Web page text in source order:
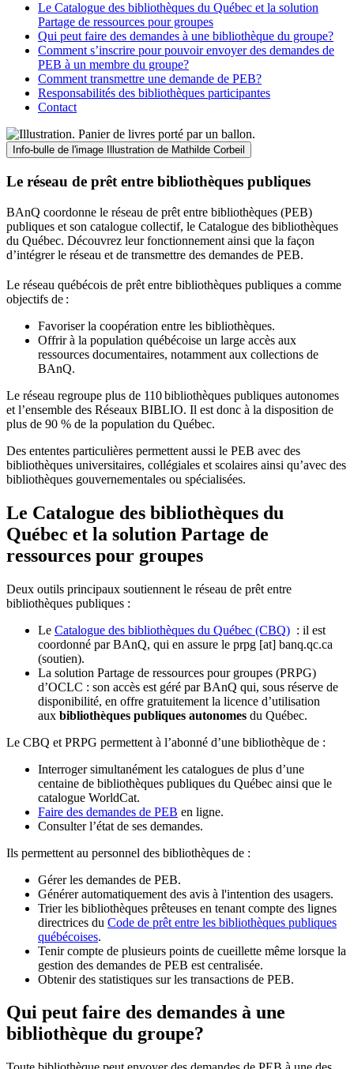
Le Catalogue des bibliothèques du Québec et la solution
Partage de ressources pour groupes
Qui peut faire des demandes à une bibliothèque du groupe?
Comment s’inscrire pour pouvoir envoyer des demandes de
PEB à un membre du groupe?
Comment transmettre une demande de PEB?
Responsabilités des bibliothèques participantes
Contact
Info-bulle de l'image Illustration de Mathilde Corbeil
Le réseau de prêt entre bibliothèques publiques
BAnQ coordonne le réseau de prêt entre bibliothèques (PEB)
publiques et son catalogue collectif, le Catalogue des bibliothèques
du Québec. Découvrez leur fonctionnement ainsi que la façon
d’intégrer le réseau et de transmettre des demandes de PEB.
Le réseau québécois de prêt entre bibliothèques publiques a comme
objectifs de :
Favoriser la coopération entre les bibliothèques.
Offrir à la population québécoise un large accès aux
ressources documentaires, notamment aux collections de
BAnQ.
Le réseau regroupe plus de 110bibliothèques publiques autonomes
et l’ensemble des Réseaux BIBLIO. Il est donc à la disposition de
plus de 90 % de la population du Québec.
Des ententes particulières permettent aussi le PEB avec des
bibliothèques universitaires, collégiales et scolaires ainsi qu’avec des
bibliothèques gouvernementales ou spécialisées.
Le Catalogue des bibliothèques du
Québec et la solution Partage de
ressources pour groupes
Deux outils principaux soutiennent le réseau de prêt entre
bibliothèques publiques :
Le Catalogue des bibliothèques du Québec (CBQ) : il est
coordonné par BAnQ, qui en assure le prpg [at] banq.qc.ca
(soutien).
La solution Partage de ressources pour groupes (PRPG)
d’OCLC : son accès est géré par BAnQ qui, sous réserve de
disponibilité, en offre gratuitement la licence d’utilisation
aux bibliothèques publiques autonomes du Québec.
Le CBQ et PRPG permettent à l’abonné d’une bibliothèque de :
Interroger simultanément les catalogues de plus d’une
centaine de bibliothèques publiques du Québec ainsi que le
catalogue WorldCat.
Faire des demandes de PEB en ligne.
Consulter l’état de ses demandes.
Ils permettent au personnel des bibliothèques de :
Gérer les demandes de PEB.
Générer automatiquement des avis à l'intention des usagers.
Trier les bibliothèques prêteuses en tenant compte des lignes
directrices du Code de prêt entre les bibliothèques publiques
québécoises.
Tenir compte de plusieurs points de cueillette même lorsque la
gestion des demandes de PEB est centralisée.
Obtenir des statistiques sur les transactions de PEB.
Qui peut faire des demandes à une
bibliothèque du groupe?